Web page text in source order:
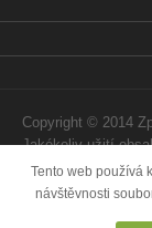
Copyright © 2014
Jakékoliv užití
Webtom
Vytvořila
Tento web používá
návštěvnosti